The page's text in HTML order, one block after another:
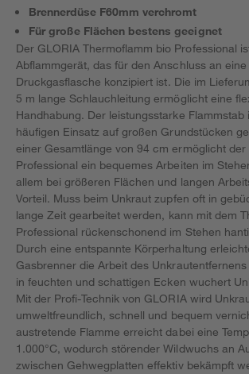
Brennerdüse F60mm verchromt
Für große Flächen bestens geeignet
Der GLORIA Thermoflamm bio Professional
Abflammgerät, das für den Anschluss an eine
Druckgasflasche konzipiert ist. Die im
5 m lange Schlauchleitung ermöglicht eine
Handhabung. Der leistungsstarke Flammstab
häufigen Einsatz auf großen Grundstücken
einer Gesamtlänge von 94 cm ermöglicht
Professional ein bequemes Arbeiten im
allem bei größeren Flächen und langen
Vorteil. Muss beim Unkraut zupfen oft in
lange Zeit gearbeitet werden, kann mit dem
Professional rückenschonend im Stehen
Durch eine entspannte Körperhaltung
Gasbrenner die Arbeit des
in feuchten und schattigen Ecken wuchert
Mit der Profi-Technik von GLORIA wird
umweltfreundlich, schnell und bequem
austretende Flamme erreicht dabei eine
1.000°C, wodurch störender Wildwuchs an
zwischen Gehwegplatten effektiv bekämpft